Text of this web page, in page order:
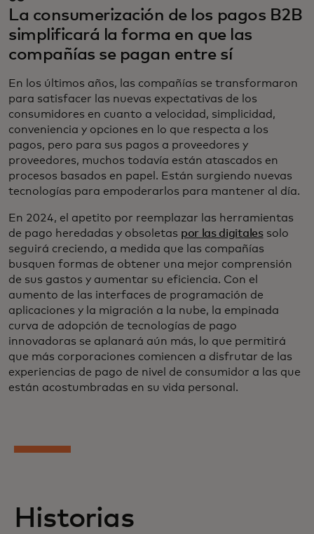
La consumerización de los pagos B2B
simplificará la forma en que las
compañías se pagan entre sí
En los últimos años, las compañías se transformaron
para satisfacer las nuevas expectativas de los
consumidores en cuanto a velocidad, simplicidad,
conveniencia y opciones en lo que respecta a los
pagos, pero para sus pagos a proveedores y
proveedores, muchos todavía están atascados en
procesos basados en papel. Están surgiendo nuevas
tecnologías para empoderarlos para mantener al día.
En 2024, el apetito por reemplazar las herramientas
de pago heredadas y obsoletas por las digitalessolo
seguirá creciendo, a medida que las compañías
busquen formas de obtener una mejor comprensión
de sus gastos y aumentar su eficiencia. Con el
aumento de las interfaces de programación de
aplicaciones y la migración a la nube, la empinada
curva de adopción de tecnologías de pago
innovadoras se aplanará aún más, lo que permitirá
que más corporaciones comiencen a disfrutar de las
experiencias de pago de nivel de consumidor a las que
están acostumbradas en su vida personal.
Historias